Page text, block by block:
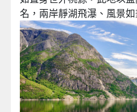
名，兩岸靜湖飛瀑、風景